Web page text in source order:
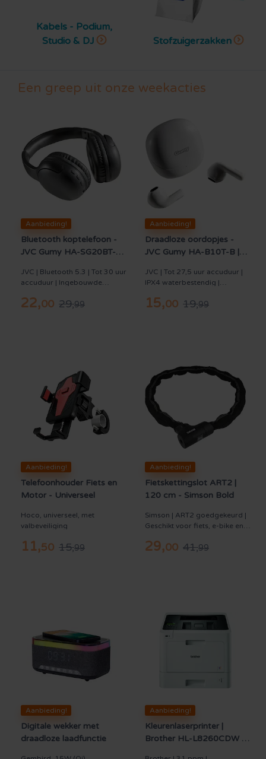
Kabels - Podium,
Studio & DJ
Stofzuigerzakken
Een greep uit onze weekacties
Aanbieding!
Bluetooth koptelefoon -
JVC Gumy HA-SG20BT-B |
JVC | Bluetooth 5.3 | Tot 30 uur
accuduur | Ingebouwde
gebruiken
22,00 29,99
Aanbieding!
Draadloze oordopjes -
JVC Gumy HA-B10T-B |
JVC | Tot 27,5 uur accuduur |
IPX4 waterbestendig |
Inclusief oplaadcase
15,00 19,99
Aanbieding!
Telefoonhouder Fiets en
Motor - Universeel
Hoco, universeel, met
valbeveiliging
11,50 15,99
Aanbieding!
Fietskettingslot ART2 |
120 cm - Simson Bold
Simson | ART2 goedgekeurd |
Geschikt voor fiets, e-bike en
29,00 41,99
Aanbieding!
Digitale wekker met
draadloze laadfunctie
Aanbieding!
Kleurenlaserprinter |
Brother HL-L8260CDW -